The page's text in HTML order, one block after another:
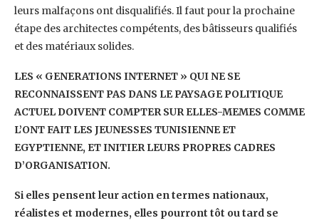
leurs malfaçons ont disqualifiés. Il faut pour la prochaine
étape des architectes compétents, des bâtisseurs qualifiés
et des matériaux solides.
LES « GENERATIONS INTERNET » QUI NE SE
RECONNAISSENT PAS DANS LE PAYSAGE POLITIQUE
ACTUEL DOIVENT COMPTER SUR ELLES-MEMES COMME
L’ONT FAIT LES JEUNESSES TUNISIENNE ET
EGYPTIENNE, ET INITIER LEURS PROPRES CADRES
D’ORGANISATION.
Si elles pensent leur action en termes nationaux,
réalistes et modernes, elles pourront tôt ou tard se